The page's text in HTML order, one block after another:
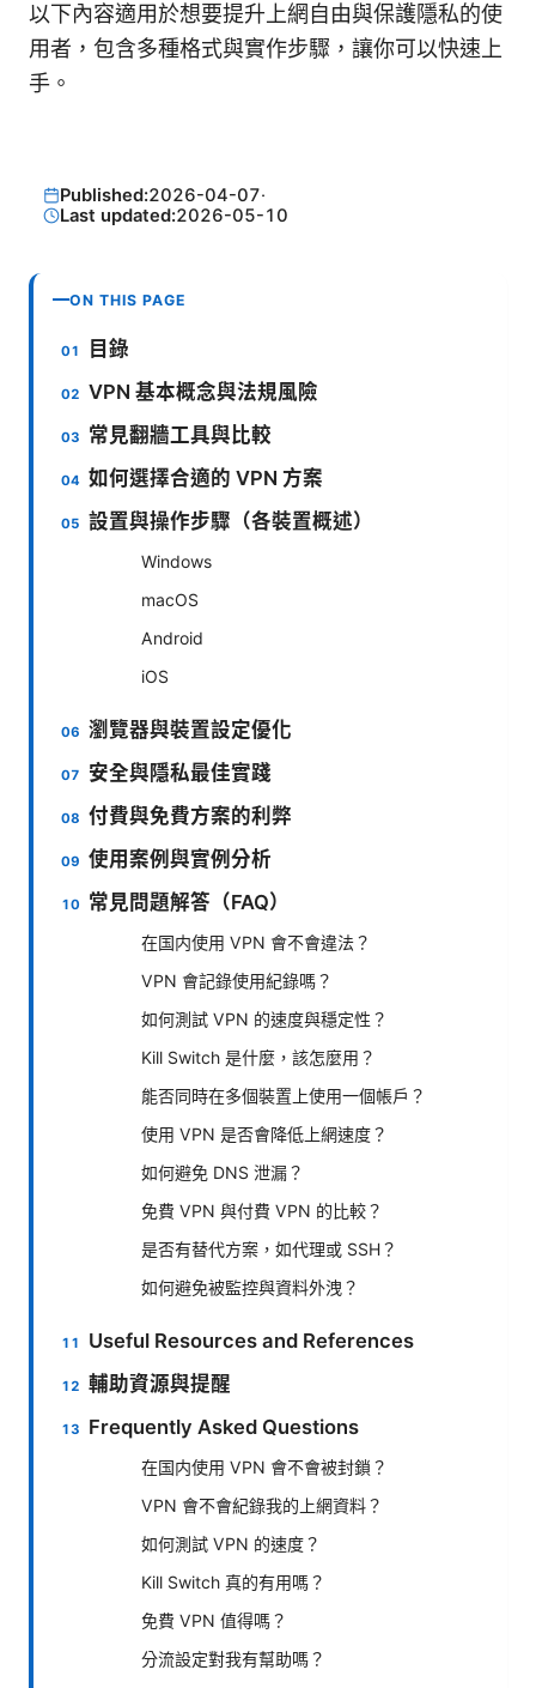
以下內容適用於想要提升上網自由與保護隱私的使
用者，包含多種格式與實作步驟，讓你可以快速上
手。
Published:2026-04-07·
Last updated:2026-05-10
ON THIS PAGE
目錄
VPN 基本概念與法規風險
常見翻牆工具與比較
如何選擇合適的 VPN 方案
設置與操作步驟（各裝置概述）
Windows
macOS
Android
iOS
瀏覽器與裝置設定優化
安全與隱私最佳實踐
付費與免費方案的利弊
使用案例與實例分析
常見問題解答（FAQ）
在国内使用 VPN 會不會違法？
VPN 會記錄使用紀錄嗎？
如何測試 VPN 的速度與穩定性？
Kill Switch 是什麼，該怎麼用？
能否同時在多個裝置上使用一個帳戶？
使用 VPN 是否會降低上網速度？
如何避免 DNS 泄漏？
免費 VPN 與付費 VPN 的比較？
是否有替代方案，如代理或 SSH？
如何避免被監控與資料外洩？
Useful Resources and References
輔助資源與提醒
Frequently Asked Questions
在国内使用 VPN 會不會被封鎖？
VPN 會不會紀錄我的上網資料？
如何測試 VPN 的速度？
Kill Switch 真的有用嗎？
免費 VPN 值得嗎？
分流設定對我有幫助嗎？